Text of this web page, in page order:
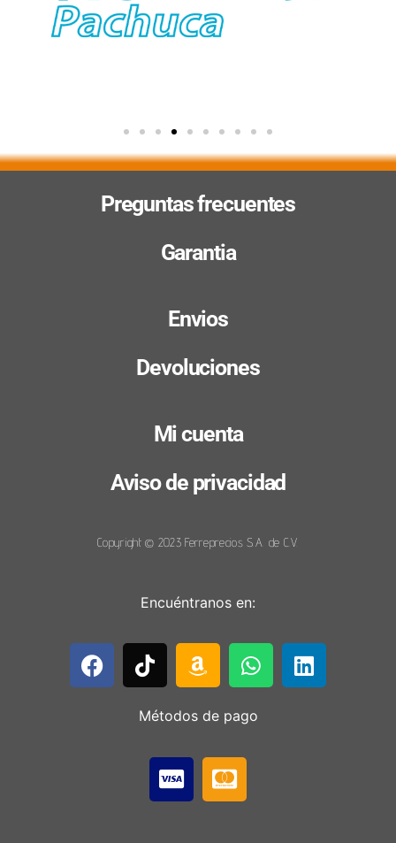
Preguntas frecuentes
Garantia
Envios
Devoluciones
Mi cuenta
Aviso de privacidad
Copyright © 2023 Ferreprecios S.A. de C.V.
Encuéntranos en:
Métodos de pago